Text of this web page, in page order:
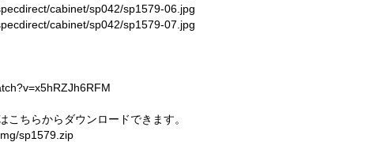
cabinet/sp042/sp1579-06.jpg
cabinet/sp042/sp1579-07.jpg
こちらからダウンロードできます。
sp1579.zip